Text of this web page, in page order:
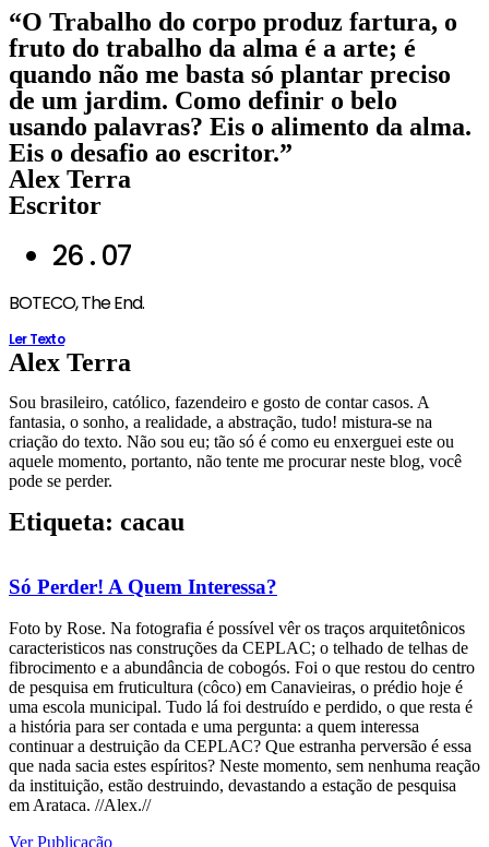
Ir
para
o
conteúdo
“O Trabalho do corpo produz fartura, o
fruto do trabalho da alma é a arte; é
quando não me basta só plantar preciso
de um jardim. Como definir o belo
usando palavras? Eis o alimento da alma.
Eis o desafio ao escritor.”
Alex Terra
Escritor
26 . 07
BOTECO, The End.
Ler Texto
Alex Terra
Sou brasileiro, católico, fazendeiro e gosto de contar casos. A
fantasia, o sonho, a realidade, a abstração, tudo! mistura-se na
criação do texto. Não sou eu; tão só é como eu enxerguei este ou
aquele momento, portanto, não tente me procurar neste blog, você
pode se perder.
Etiqueta: cacau
Só Perder! A Quem Interessa?
Foto by Rose. Na fotografia é possível vêr os traços arquitetônicos
caracteristicos nas construções da CEPLAC; o telhado de telhas de
fibrocimento e a abundância de cobogós. Foi o que restou do centro
de pesquisa em fruticultura (côco) em Canavieiras, o prédio hoje é
uma escola municipal. Tudo lá foi destruído e perdido, o que resta é
a história para ser contada e uma pergunta: a quem interessa
continuar a destruição da CEPLAC? Que estranha perversão é essa
que nada sacia estes espíritos? Neste momento, sem nenhuma reação
da instituição, estão destruindo, devastando a estação de pesquisa
em Arataca. //Alex.//
Ver Publicação